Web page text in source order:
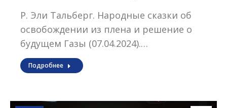
Р. Эли Тальберг. Народные сказки об
освобождении из плена и решение о
будущем Газы (07.04.2024).…
Подробнее